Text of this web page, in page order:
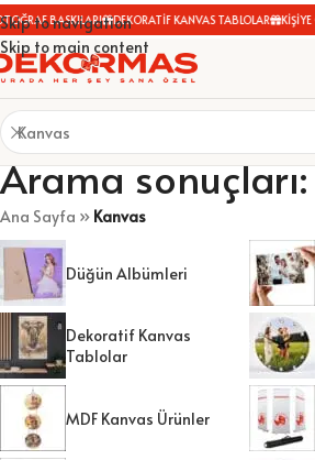
Skip to navigation
Skip to main content
BASKILARI DEKORATİF KANVAS TABLOLAR KİŞİYE ÖZEL
Arama
Ana Sayfa » Kanvas
Düğün Albümleri
Dekoratif Kanvas
Tablolar
MDF Kanvas Ürünler